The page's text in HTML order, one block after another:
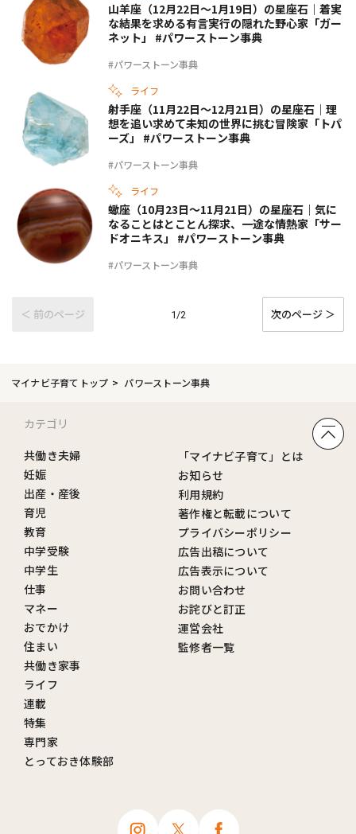
#パワーストーン事典
山羊座（12月22日〜1月19日）の星座石｜着実
な結果を求める有言実行の隠れた野心家「ガー
ネット」 #パワーストーン事典
ライフ
#パワーストーン事典
射手座（11月22日〜12月21日）の星座石｜理
想を追い求めて未知の世界に挑む冒険家「トパ
ーズ」 #パワーストーン事典
ライフ
#パワーストーン事典
蠍座（10月23日〜11月21日）の星座石｜気に
なることはとことん探求、一途な情熱家「サー
ドオニキス」 #パワーストーン事典
＜ 前のページ 1/2 次のページ ＞
マイナビ子育てトップ パワーストーン事典
カテゴリ
共働き夫婦
妊娠
出産・産後
育児
教育
中学受験
中学生
仕事
マネー
おでかけ
住まい
共働き家事
ライフ
連載
特集
専門家
とっておき体験部
「マイナビ子育て」とは
お知らせ
利用規約
著作権と転載について
プライバシーポリシー
広告出稿について
広告表示について
お問い合わせ
お詫びと訂正
運営会社
監修者一覧